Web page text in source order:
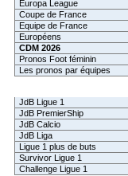
Europa League
Coupe de France
Equipe de France
Européens
CDM 2026
Pronos Foot féminin
Les pronos par équipes
JdB Ligue 1
JdB PremierShip
JdB Calcio
JdB Liga
Ligue 1 plus de buts
Survivor Ligue 1
Challenge Ligue 1